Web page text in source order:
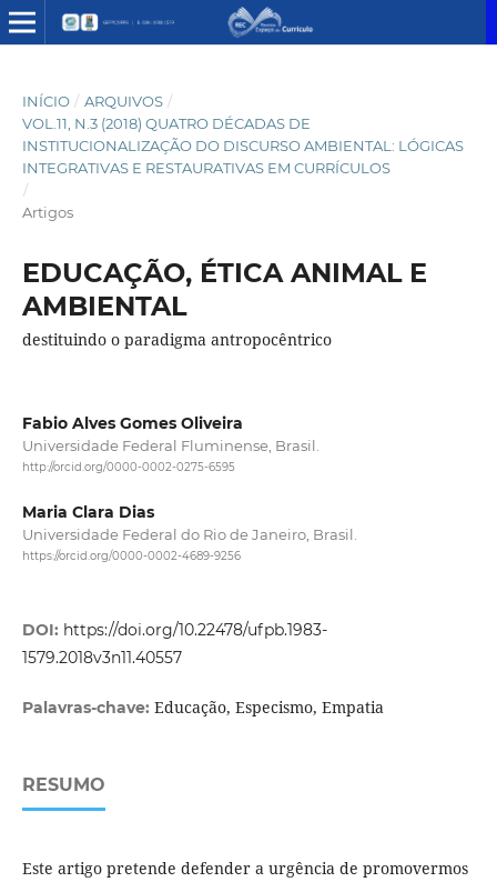
INÍCIO / ARQUIVOS /
VOL.11, N.3 (2018) QUATRO DÉCADAS DE
INSTITUCIONALIZAÇÃO DO DISCURSO AMBIENTAL: LÓGICAS
INTEGRATIVAS E RESTAURATIVAS EM CURRÍCULOS
/
Artigos
EDUCAÇÃO, ÉTICA ANIMAL E
AMBIENTAL
destituindo o paradigma antropocêntrico
Fabio Alves Gomes Oliveira
Universidade Federal Fluminense, Brasil.
http://orcid.org/0000-0002-0275-6595
Maria Clara Dias
Universidade Federal do Rio de Janeiro, Brasil.
https://orcid.org/0000-0002-4689-9256
DOI: https://doi.org/10.22478/ufpb.1983-
1579.2018v3n11.40557
Palavras-chave: Educação, Especismo, Empatia
RESUMO
Este artigo pretende defender a urgência de promovermos